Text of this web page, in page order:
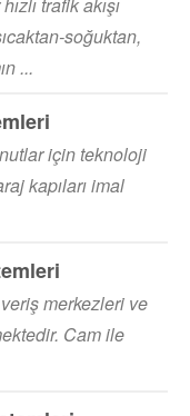
soğuktan,
...
için teknoloji
kapıları imal
merkezleri ve
Cam ile